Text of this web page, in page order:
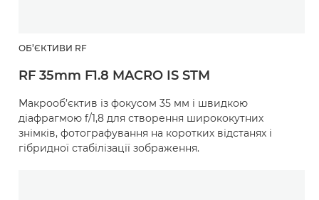
ОБ’ЄКТИВИ RF
RF 35mm F1.8 MACRO IS STM
Макрооб’єктив із фокусом 35 мм і швидкою
діафрагмою f/1,8 для створення ширококутних
знімків, фотографування на коротких відстанях і
гібридної стабілізації зображення.